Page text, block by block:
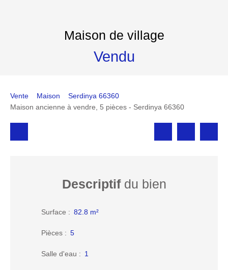
Maison de village
Vendu
Vente Maison
Serdinya 66360
Maison ancienne à vendre, 5 pièces - Serdinya 66360
Descriptifdu bien
Surface : 82.8 m²
Pièces : 5
Salle d'eau : 1